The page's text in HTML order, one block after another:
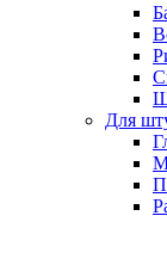
Для